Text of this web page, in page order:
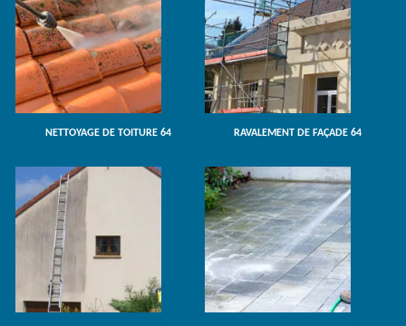
NETTOYAGE DE TOITURE 64 RAVALEMENT DE FAÇADE 64